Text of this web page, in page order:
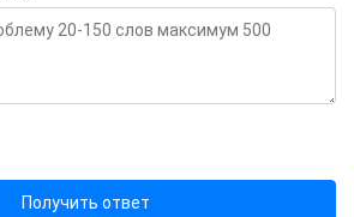
Получить ответ